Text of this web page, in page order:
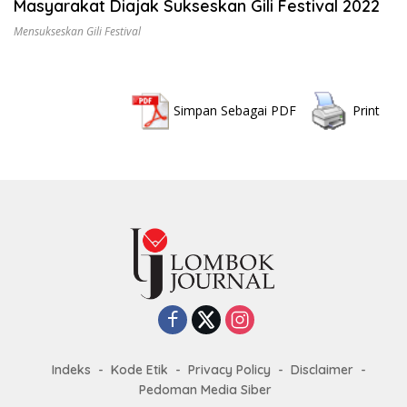
Masyarakat Diajak Sukseskan Gili Festival 2022
Mensukseskan Gili Festival
Simpan Sebagai PDF Print
Indeks Kode Etik Privacy Policy
Disclaimer
Pedoman Media Siber